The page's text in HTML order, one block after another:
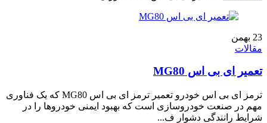
23 بهمن
مقالات
تعمیر ای بی اس MG80
ترمز ای بی اس خودرو تعمیر ترمز ای بی اس MG80 که یک فناوری
مهم در صنعت خودروسازی است که بهبود ایمنی خودروها را در
شرایط رانندگی دشوار ف...